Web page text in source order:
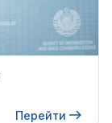
Перейти